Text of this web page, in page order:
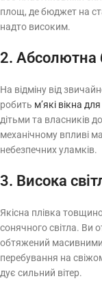
площ, де бюджет на
надто високим.
2. Абсолютна
На відміну від
робить м’які вікна
дітьми та власників
механічному впливі
небезпечних уламків.
3. Висока
Якісна плівка
сонячного світла. Ви
обтяжений
перебування на
дує сильний вітер.